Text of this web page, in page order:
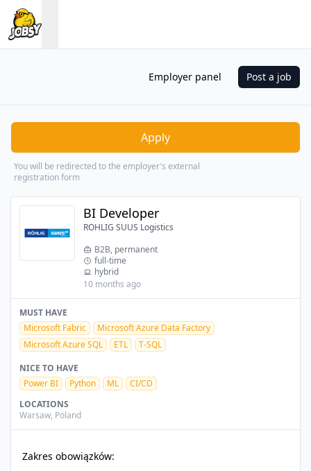
Employer panel Post a job
BI Developer
ROHLIG SUUS Logistics
B2B, permanent
full-time
hybrid
10 months ago
MUST HAVE
Microsoft Fabric
Microsoft Azure Data Factory
Microsoft Azure SQL
ETL
T-SQL
NICE TO HAVE
Power BI
Python ML
CI/CD
LOCATIONS
Warsaw, Poland
Zakres obowiązków:
Apply
You will be redirected to the employer's external
registration form